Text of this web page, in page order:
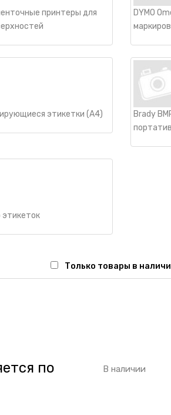
принтеры для
DYMO
этикетки (А4)
Brady
этикеток
Только товары в
по
В наличии